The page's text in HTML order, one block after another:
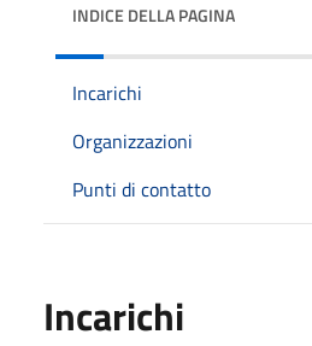
INDICE DELLA PAGINA
Incarichi
Organizzazioni
Punti di contatto
Incarichi